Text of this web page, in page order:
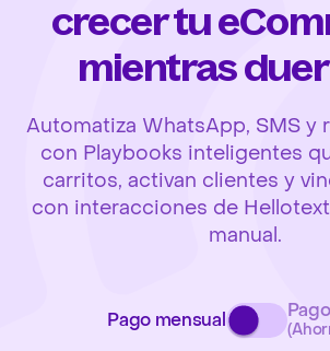
crecer tu
mientras
Automatiza WhatsApp, SMS y
con Playbooks inteligentes
carritos, activan clientes y
con interacciones de
manual.
Pago mensual